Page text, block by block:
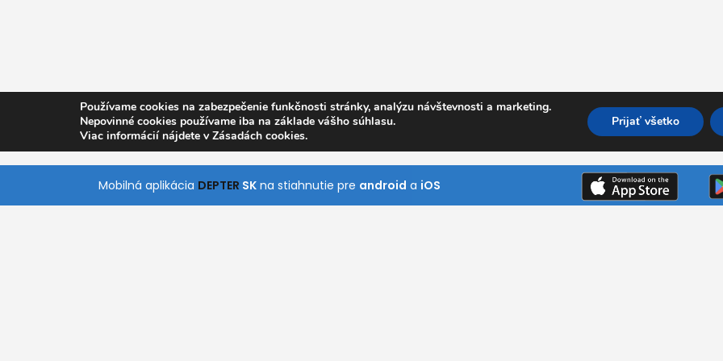
Mobilná aplikácia DEPTER SK na stiahnutie pre android a iOS
Používame cookies na zabezpečenie funkčnosti stránky, analýzu návštevnosti a marketing.
Nepovinné cookies používame iba na základe vášho súhlasu.
Viac informácií nájdete v Zásadách cookies.
Prijať všetko